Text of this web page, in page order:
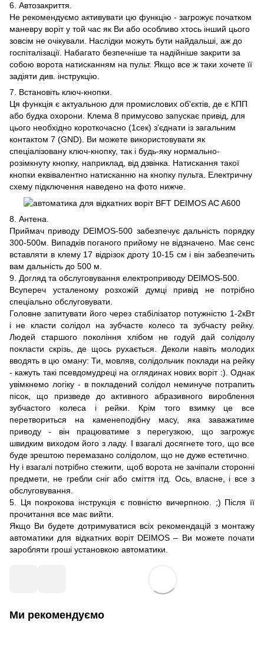
6. Автозакриття.
Не рекомендуємо активувати цю функцію - загрожує початком
маневру воріт у той час як Ви або особливо хтось інший цього
зовсім не очікували. Наслідки можуть бути найдальші, аж до
госпіталізації. Набагато безпечніше та надійніше закрити за
собою ворота натисканням на пульт. Якщо все ж таки хочете її
задіяти див. інструкцію.
7. Встановіть ключ-кнопки.
Ця функція є актуальною для промислових об'єктів, де є КПП
або будка охорони. Клема 8 примусово запускає привід, для
цього необхідно короткочасно (1сек) з'єднати із загальним
контактом 7 (GND). Ви можете використовувати як
спеціалізовану ключ-кнопку, так і будь-яку нормально-
розімкнуту кнопку, наприклад, від дзвінка. Натискання такої
кнопки еквівалентно натисканню на кнопку пульта. Електричну
схему підключення наведено на фото нижче.
8. Антена.
Приймач приводу DEIMOS-500 забезпечує дальність порядку
300-500м. Випадків поганого прийому не відзначено. Має сенс
вставляти в клему 17 відрізок дроту 10-15 см і він забезпечить
вам дальність до 500 м.
9. Догляд та обслуговування електроприводу DEIMOS-500.
Всупереч усталеному розхожій думці привід не потрібно
спеціально обслуговувати.
Головне запитувати його через стабілізатор потужністю 1-2кВт
і не класти солідол на зубчасте колесо та зубчасту рейку.
Людей старшого покоління хлібом не годуй дай солідолу
покласти скрізь, де щось рухається. Деколи навіть молодих
вводять в цю оману: Ти, мовляв, солідольчик поклади на рейку
- кажуть такі псевдомудреці на оглядинах нових воріт :). Однак
увімкнемо логіку - в покладений солідол неминуче потрапить
пісок, що призведе до активного абразивного вироблення
зубчастого колеса і рейки. Крім того взимку це все
перетвориться на каменеподібну масу, яка заважатиме
приводу - він працюватиме з перегузкою, що загрожує
швидким виходом його з ладу. І взагалі досягнете того, що все
буде зрештою перемазано солідолом, що не дуже естетично.
Ну і взагалі потрібно стежити, щоб ворота не зачіпали сторонні
предмети, не гребли сніг або сміття ітд. Ось, власне, і все з
обслуговування.
5. Ця покрокова інструкція є повністю вичерпною. ;) Після її
прочитання все має вийти.
Якщо Ви будете дотримуватися всіх рекомендацій з монтажу
автоматики для відкатних воріт DEIMOS – Ви можете почати
заробляти гроші установкою автоматики.
Ми рекомендуємо